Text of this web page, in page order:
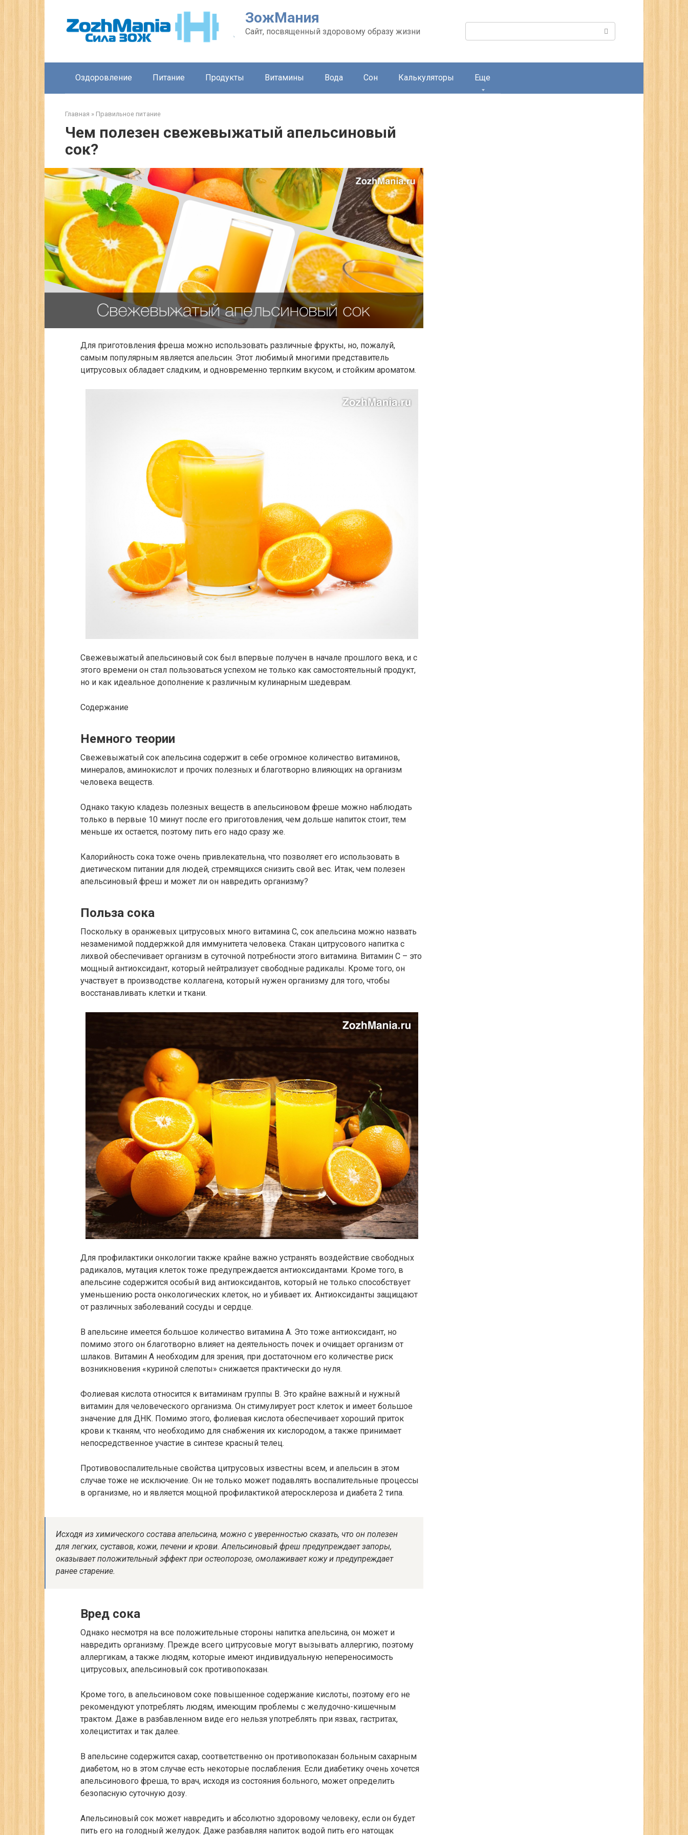
ЗожМания
Сайт, посвященный здоровому образу жизни
Оздоровление Питание Продукты Витамины Вода Сон Калькуляторы Еще
Главная » Правильное питание
Чем полезен свежевыжатый апельсиновый
сок?
Для приготовления фреша можно использовать различные фрукты, но, пожалуй,
самым популярным является апельсин. Этот любимый многими представитель
цитрусовых обладает сладким, и одновременно терпким вкусом, и стойким ароматом.
Свежевыжатый апельсиновый сок был впервые получен в начале прошлого века, и с
этого времени он стал пользоваться успехом не только как самостоятельный продукт,
но и как идеальное дополнение к различным кулинарным шедеврам.
Содержание
Немного теории
Свежевыжатый сок апельсина содержит в себе огромное количество витаминов,
минералов, аминокислот и прочих полезных и благотворно влияющих на организм
человека веществ.
Однако такую кладезь полезных веществ в апельсиновом фреше можно наблюдать
только в первые 10 минут после его приготовления, чем дольше напиток стоит, тем
меньше их остается, поэтому пить его надо сразу же.
Калорийность сока тоже очень привлекательна, что позволяет его использовать в
диетическом питании для людей, стремящихся снизить свой вес. Итак, чем полезен
апельсиновый фреш и может ли он навредить организму?
Польза сока
Поскольку в оранжевых цитрусовых много витамина С, сок апельсина можно назвать
незаменимой поддержкой для иммунитета человека. Стакан цитрусового напитка с
лихвой обеспечивает организм в суточной потребности этого витамина. Витамин С – это
мощный антиоксидант, который нейтрализует свободные радикалы. Кроме того, он
участвует в производстве коллагена, который нужен организму для того, чтобы
восстанавливать клетки и ткани.
Для профилактики онкологии также крайне важно устранять воздействие свободных
радикалов, мутация клеток тоже предупреждается антиоксидантами. Кроме того, в
апельсине содержится особый вид антиоксидантов, который не только способствует
уменьшению роста онкологических клеток, но и убивает их. Антиоксиданты защищают
от различных заболеваний сосуды и сердце.
В апельсине имеется большое количество витамина А. Это тоже антиоксидант, но
помимо этого он благотворно влияет на деятельность почек и очищает организм от
шлаков. Витамин А необходим для зрения, при достаточном его количестве риск
возникновения «куриной слепоты» снижается практически до нуля.
Фолиевая кислота относится к витаминам группы В. Это крайне важный и нужный
витамин для человеческого организма. Он стимулирует рост клеток и имеет большое
значение для ДНК. Помимо этого, фолиевая кислота обеспечивает хороший приток
крови к тканям, что необходимо для снабжения их кислородом, а также принимает
непосредственное участие в синтезе красный телец.
Противовоспалительные свойства цитрусовых известны всем, и апельсин в этом
случае тоже не исключение. Он не только может подавлять воспалительные процессы
в организме, но и является мощной профилактикой атеросклероза и диабета 2 типа.
Исходя из химического состава апельсина, можно с уверенностью сказать, что он полезен
для легких, суставов, кожи, печени и крови. Апельсиновый фреш предупреждает запоры,
оказывает положительный эффект при остеопорозе, омолаживает кожу и предупреждает
ранее старение.
Вред сока
Однако несмотря на все положительные стороны напитка апельсина, он может и
навредить организму. Прежде всего цитрусовые могут вызывать аллергию, поэтому
аллергикам, а также людям, которые имеют индивидуальную непереносимость
цитрусовых, апельсиновый сок противопоказан.
Кроме того, в апельсиновом соке повышенное содержание кислоты, поэтому его не
рекомендуют употреблять людям, имеющим проблемы с желудочно-кишечным
трактом. Даже в разбавленном виде его нельзя употреблять при язвах, гастритах,
холециститах и так далее.
В апельсине содержится сахар, соответственно он противопоказан больным сахарным
диабетом, но в этом случае есть некоторые послабления. Если диабетику очень хочется
апельсинового фреша, то врач, исходя из состояния больного, может определить
безопасную суточную дозу.
Апельсиновый сок может навредить и абсолютно здоровому человеку, если он будет
пить его на голодный желудок. Даже разбавляя напиток водой пить его натощак